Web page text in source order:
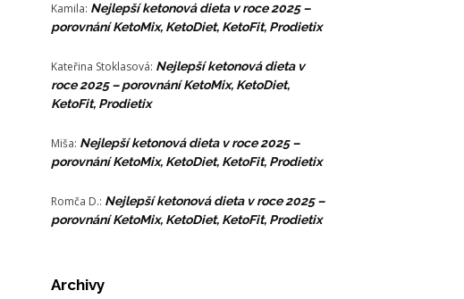
Kamila: Nejlepší ketonová dieta v roce 2025 –
porovnání KetoMix, KetoDiet, KetoFit, Prodietix
Kateřina Stoklasová: Nejlepší ketonová dieta v
roce 2025 – porovnání KetoMix, KetoDiet,
KetoFit, Prodietix
Miša: Nejlepší ketonová dieta v roce 2025 –
porovnání KetoMix, KetoDiet, KetoFit, Prodietix
Romča D.: Nejlepší ketonová dieta v roce 2025 –
porovnání KetoMix, KetoDiet, KetoFit, Prodietix
Archivy